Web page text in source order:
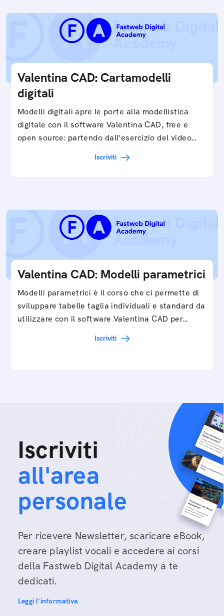
Valentina CAD: Cartamodelli
digitali
Modelli digitali apre le porte alla modellistica
digitale con il software Valentina CAD, free e
open source: partendo dall’esercizio del video…
Iscriviti
Valentina CAD: Modelli parametrici
Modelli parametrici è il corso che ci permette di
sviluppare tabelle taglia individuali e standard da
utilizzare con il software Valentina CAD per…
Iscriviti
Iscriviti
all'area
personale
Per ricevere Newsletter, scaricare eBook,
creare playlist vocali e accedere ai corsi
della Fastweb Digital Academy a te
dedicati.
Leggi l'informativa